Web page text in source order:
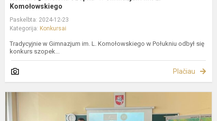
Komołowskiego
Paskelbta: 2024-12-23
Kategorija: Konkursai
Tradycyjnie w Gimnazjum im. L. Komołowskiego w Połukniu odbył się
konkurs szopek...
Plačiau